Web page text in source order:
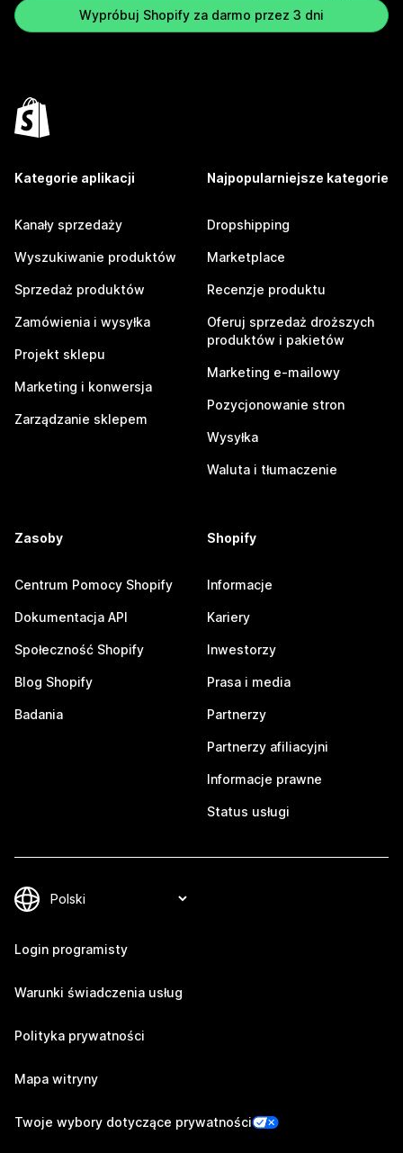
Wypróbuj Shopify za darmo przez 3 dni
Kategorie aplikacji
Kanały sprzedaży
Wyszukiwanie produktów
Sprzedaż produktów
Zamówienia i wysyłka
Projekt sklepu
Marketing i konwersja
Zarządzanie sklepem
Najpopularniejsze kategorie
Dropshipping
Marketplace
Recenzje produktu
Oferuj sprzedaż droższych
produktów i pakietów
Marketing e-mailowy
Pozycjonowanie stron
Wysyłka
Waluta i tłumaczenie
Zasoby
Centrum Pomocy Shopify
Dokumentacja API
Społeczność Shopify
Blog Shopify
Badania
Shopify
Informacje
Kariery
Inwestorzy
Prasa i media
Partnerzy
Partnerzy afiliacyjni
Informacje prawne
Status usługi
Login programisty
Warunki świadczenia usług
Polityka prywatności
Mapa witryny
Twoje wybory dotyczące prywatności